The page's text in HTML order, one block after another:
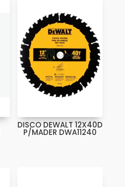
DISCO DEWALT 12X40D
P/MADER DWA11240